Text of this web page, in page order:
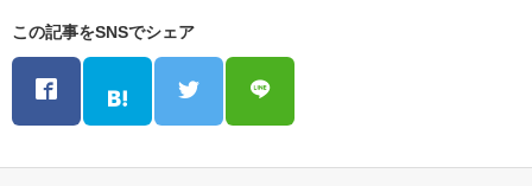
この記事をSNSでシェア